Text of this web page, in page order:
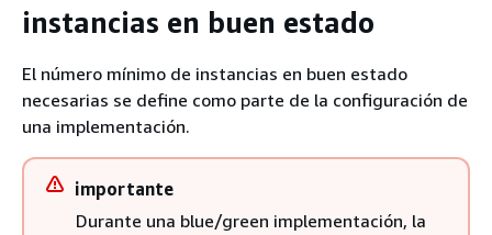
instancias en buen estado
El número mínimo de instancias en buen estado
necesarias se define como parte de la configuración de
una implementación.
importante
Durante una blue/green implementación, la